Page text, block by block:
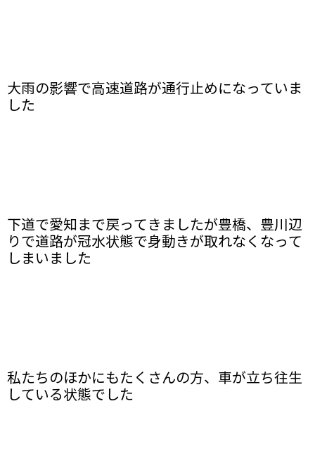
大雨の影響で高速道路が通行止めになっていま
した
下道で愛知まで戻ってきましたが豊橋、豊川辺
りで道路が冠水状態で身動きが取れなくなって
しまいました
私たちのほかにもたくさんの方、車が立ち往生
している状態でした